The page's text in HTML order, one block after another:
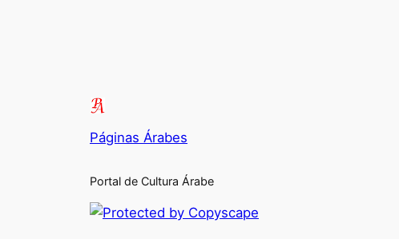
Páginas Árabes
Portal de Cultura Árabe